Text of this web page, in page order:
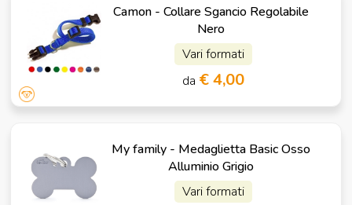
Camon - Collare Sgancio Regolabile
Nero
Vari formati
da € 4,00
My family - Medaglietta Basic Osso
Alluminio Grigio
Vari formati